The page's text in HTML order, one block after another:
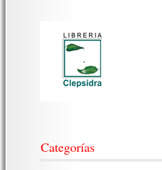
Categorías